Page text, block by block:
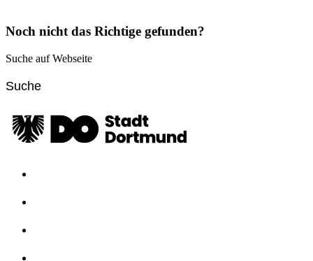
Noch nicht das Richtige gefunden?
Suche auf Webseite